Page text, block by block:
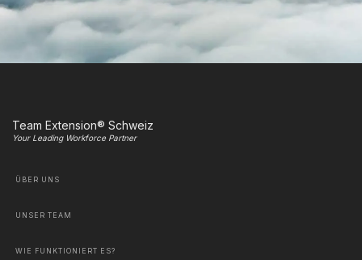
Team Extension® Schweiz
Your Leading Workforce Partner
ÜBER UNS
UNSER TEAM
WIE FUNKTIONIERT ES?